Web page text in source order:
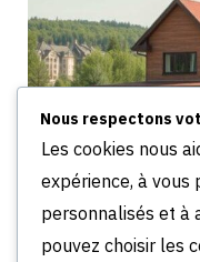
Spécimen
pour
Nous respectons
Les cookies nous
expérience, à vous
personnalisés et à
pouvez choisir les